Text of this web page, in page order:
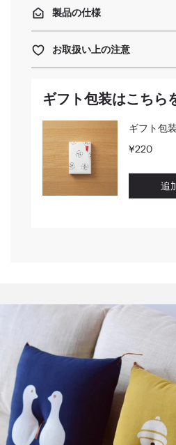
製品の仕様
お取扱い上の注意
ギフト包装はこちら